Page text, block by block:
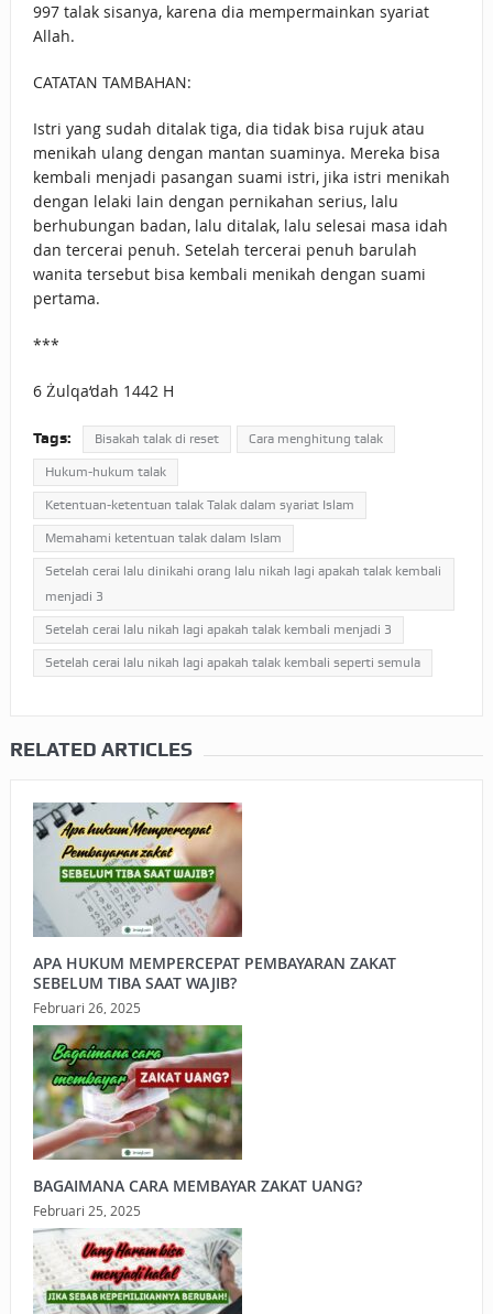
997 talak sisanya, karena dia mempermainkan syariat
Allah.
CATATAN TAMBAHAN:
Istri yang sudah ditalak tiga, dia tidak bisa rujuk atau
menikah ulang dengan mantan suaminya. Mereka bisa
kembali menjadi pasangan suami istri, jika istri menikah
dengan lelaki lain dengan pernikahan serius, lalu
berhubungan badan, lalu ditalak, lalu selesai masa idah
dan tercerai penuh. Setelah tercerai penuh barulah
wanita tersebut bisa kembali menikah dengan suami
pertama.
***
6 Żulqa‘dah 1442 H
Tags: Bisakah talak di reset Cara menghitung talak
Hukum-hukum talak
Ketentuan-ketentuan talak Talak dalam syariat Islam
Memahami ketentuan talak dalam Islam
Setelah cerai lalu dinikahi orang lalu nikah lagi apakah talak kembali
menjadi 3
Setelah cerai lalu nikah lagi apakah talak kembali menjadi 3
Setelah cerai lalu nikah lagi apakah talak kembali seperti semula
RELATED ARTICLES
APA HUKUM MEMPERCEPAT PEMBAYARAN ZAKAT
SEBELUM TIBA SAAT WAJIB?
Februari 26, 2025
BAGAIMANA CARA MEMBAYAR ZAKAT UANG?
Februari 25, 2025